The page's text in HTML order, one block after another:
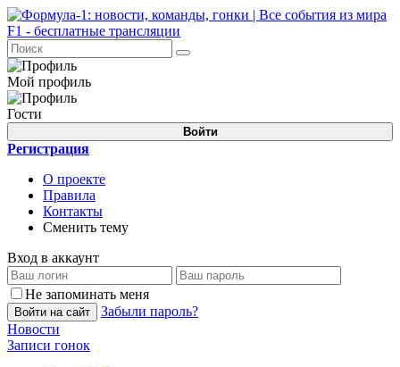
Мой профиль
Гости
Войти
Регистрация
О проекте
Правила
Контакты
Сменить тему
Вход в аккаунт
Не запоминать меня
Войти на сайт
Забыли пароль?
Новости
Записи гонок